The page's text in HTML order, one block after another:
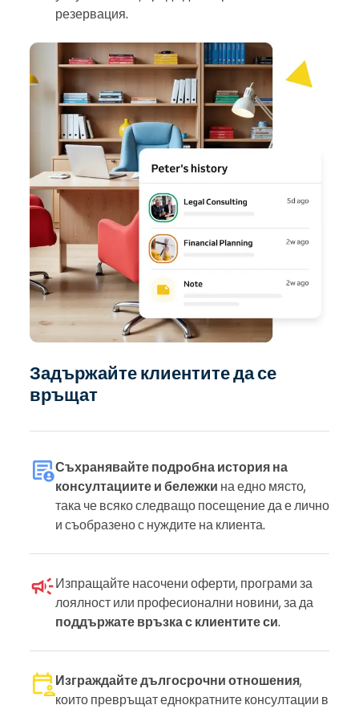
резервация.
Задържайте клиентите да се
връщат
Съхранявайте подробна история на
консултациите и бележки на едно място,
така че всяко следващо посещение да е лично
и съобразено с нуждите на клиента.
Изпращайте насочени оферти, програми за
лоялност или професионални новини, за да
поддържате връзка с клиентите си.
Изграждайте дългосрочни отношения,
които превръщат еднократните консултации в